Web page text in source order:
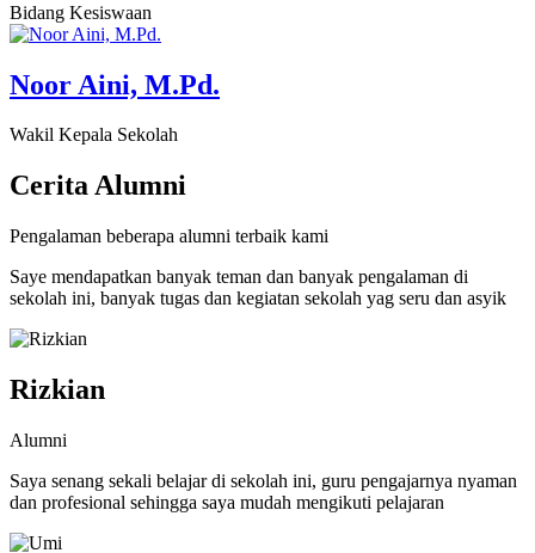
Bidang Kesiswaan
Noor Aini, M.Pd.
Wakil Kepala Sekolah
CeritaAlumni
Pengalaman beberapa alumni terbaik kami
Saye mendapatkan banyak teman dan banyak pengalaman di
sekolah ini, banyak tugas dan kegiatan sekolah yag seru dan asyik
Rizkian
Alumni
Saya senang sekali belajar di sekolah ini, guru pengajarnya nyaman
dan profesional sehingga saya mudah mengikuti pelajaran